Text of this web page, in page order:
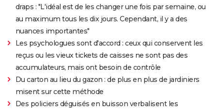
draps : "L'idéal est de les changer une fois par semaine, ou
au maximum tous les dix jours. Cependant, il y a des
nuances importantes"
Les psychologues sont d'accord : ceux qui conservent les
reçus ou les vieux tickets de caisses ne sont pas des
accumulateurs, mais ont besoin de contrôle
Du carton au lieu du gazon : de plus en plus de jardiniers
misent sur cette méthode
Des policiers déguisés en buisson verbalisent les